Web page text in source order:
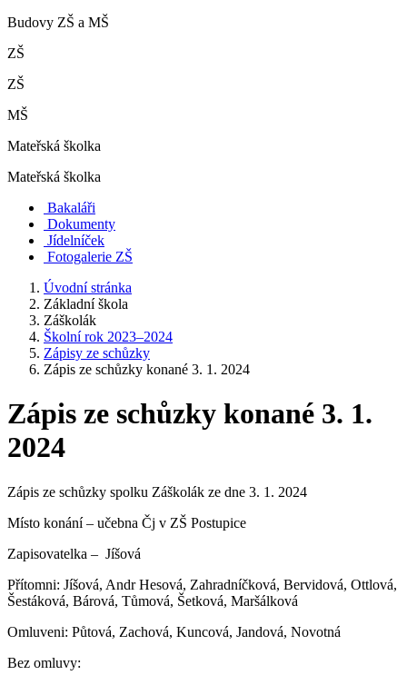
Budovy ZŠ a MŠ
ZŠ
ZŠ
MŠ
Mateřská školka
Mateřská školka
Bakaláři
Dokumenty
Jídelníček
Fotogalerie ZŠ
Úvodní stránka
Základní škola
Záškolák
Školní rok 2023–2024
Zápisy ze schůzky
Zápis ze schůzky konané 3. 1. 2024
Zápis ze schůzky konané 3. 1.
2024
Zápis ze schůzky spolku Záškolák ze dne 3. 1. 2024
Místo konání – učebna Čj v ZŠ Postupice
Zapisovatelka – Jíšová
Přítomni: Jíšová, Andr Hesová, Zahradníčková, Bervidová, Ottlová,
Šestáková, Bárová, Tůmová, Šetková, Maršálková
Omluveni: Půtová, Zachová, Kuncová, Jandová, Novotná
Bez omluvy: